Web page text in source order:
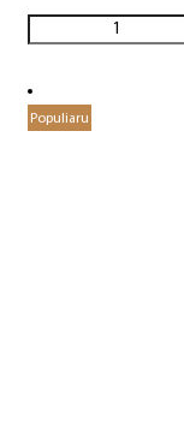
Populiaru